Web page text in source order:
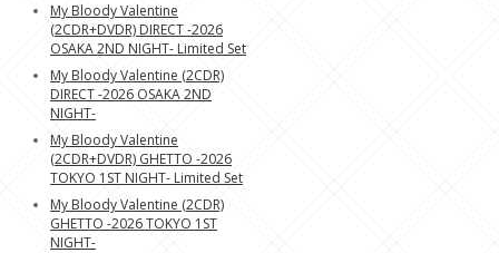
My Bloody Valentine
(2CDR+DVDR) DIRECT -2026
OSAKA 2ND NIGHT- Limited Set
My Bloody Valentine (2CDR)
DIRECT -2026 OSAKA 2ND
NIGHT-
My Bloody Valentine
(2CDR+DVDR) GHETTO -2026
TOKYO 1ST NIGHT- Limited Set
My Bloody Valentine (2CDR)
GHETTO -2026 TOKYO 1ST
NIGHT-